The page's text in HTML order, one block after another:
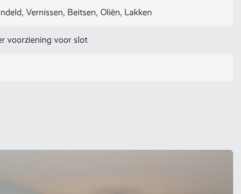
Vernissen, Beitsen, Oliën, Lakken
voorziening voor slot